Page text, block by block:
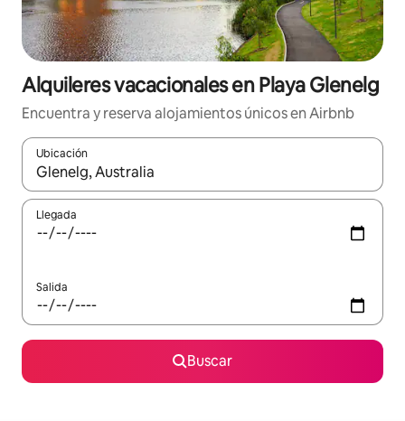
Alquileres vacacionales en Playa Glenelg
Encuentra y reserva alojamientos únicos en Airbnb
Ubicación
Cuando los resultados estén disponibles, navega con las
Llegada
Salida
Buscar